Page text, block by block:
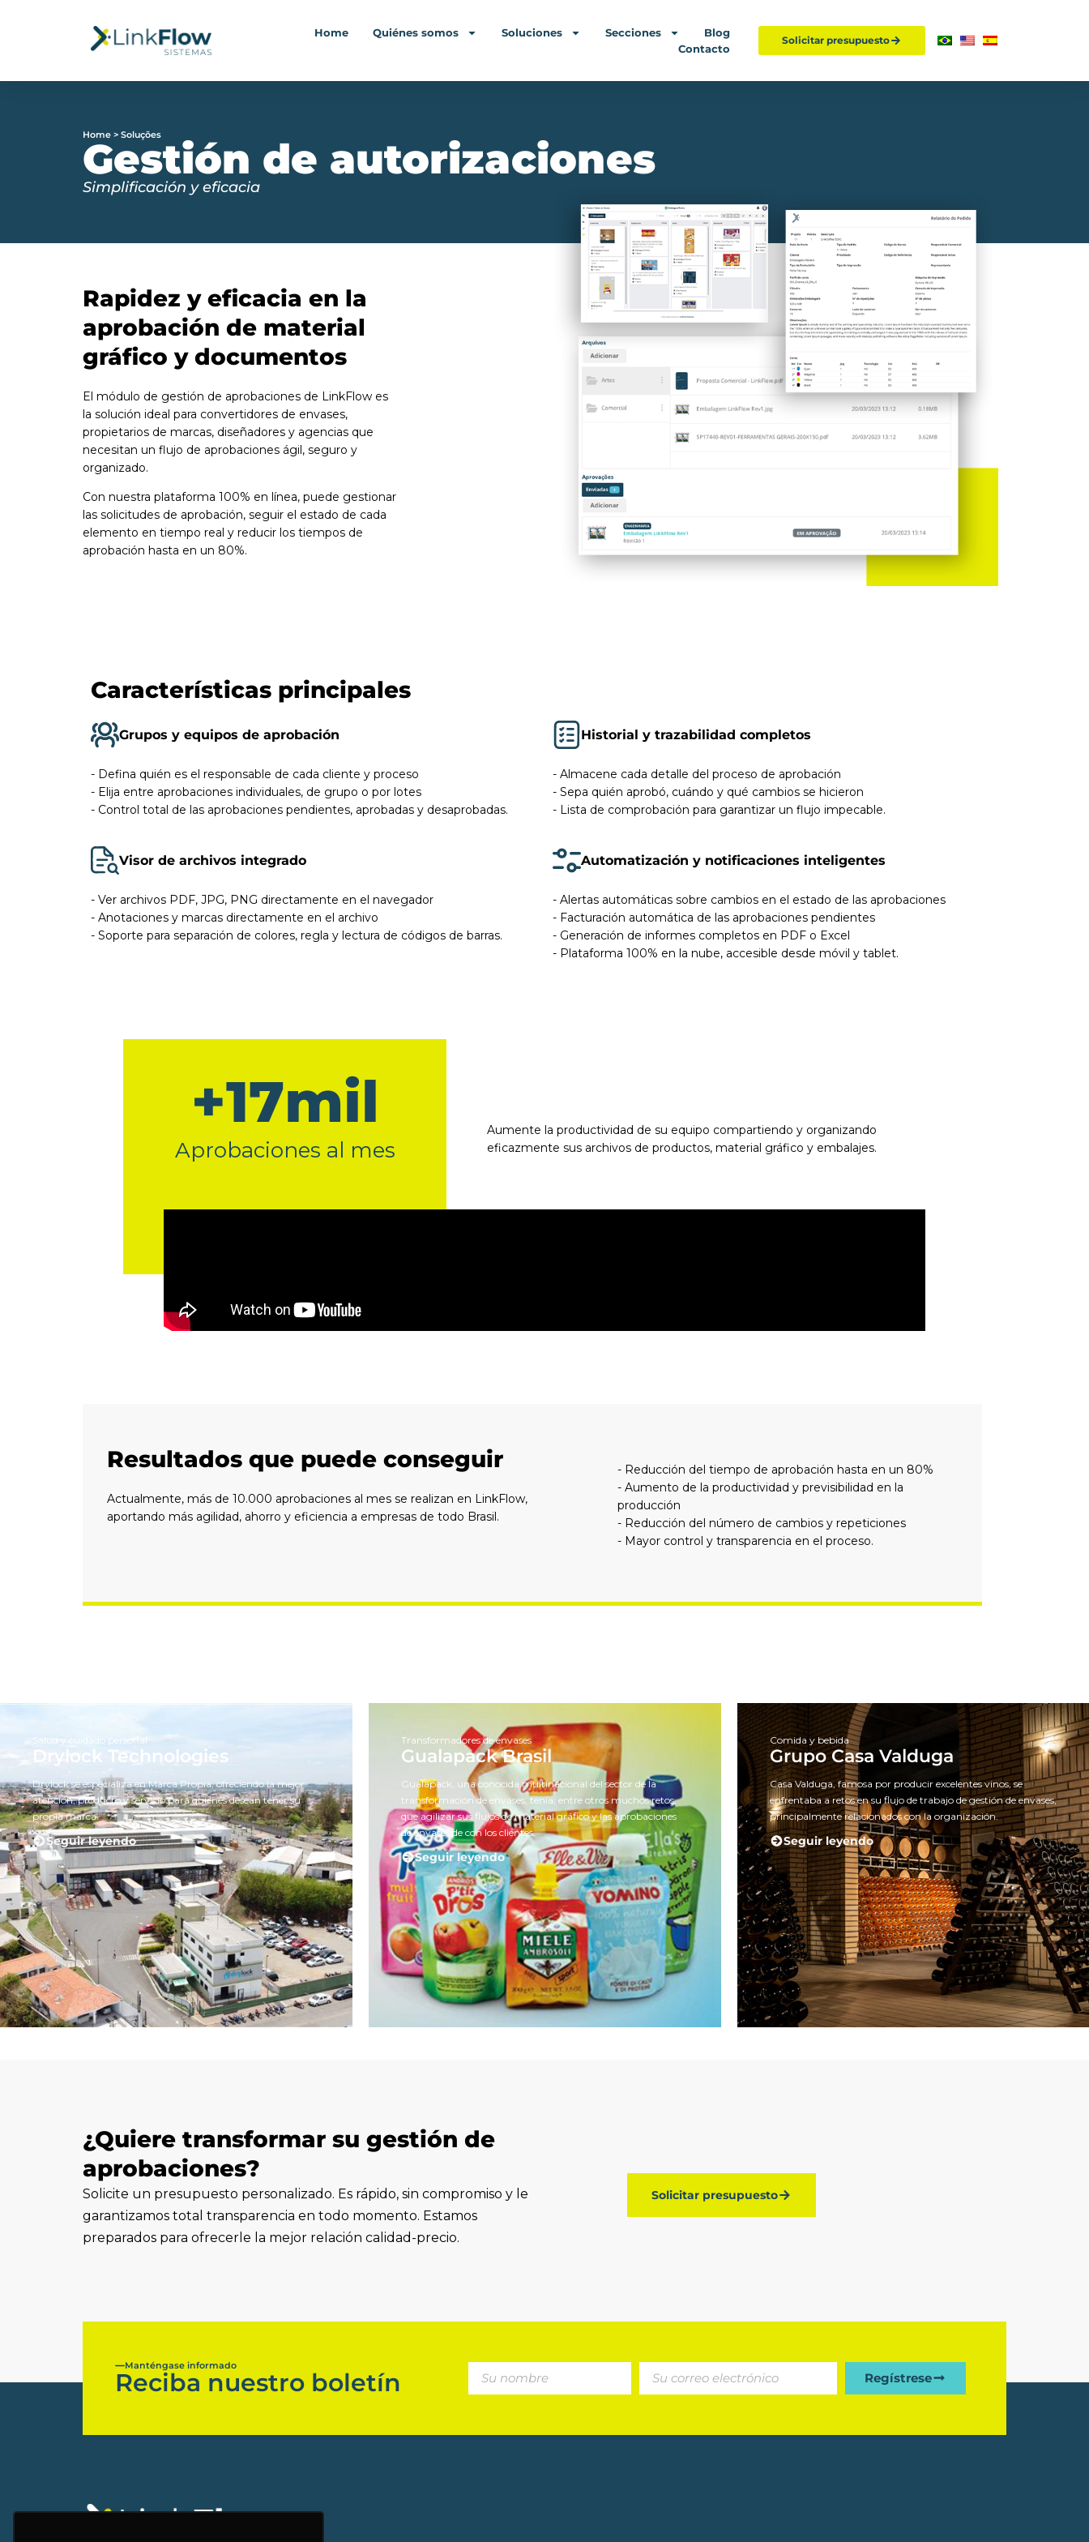
Home Quiénes somos Soluciones Secciones
Blog
Contacto
Solicitar presupuesto
Home > Soluções
Gestión de autorizaciones
Simplificación y eficacia
Rapidez y eficacia en la
aprobación de material
gráfico y documentos
El módulo de gestión de aprobaciones de LinkFlow es
la solución ideal para convertidores de envases,
propietarios de marcas, diseñadores y agencias que
necesitan un flujo de aprobaciones ágil, seguro y
organizado.
Con nuestra plataforma 100% en línea, puede gestionar
las solicitudes de aprobación, seguir el estado de cada
elemento en tiempo real y reducir los tiempos de
aprobación hasta en un 80%.
Características principales
Grupos y equipos de aprobación
- Defina quién es el responsable de cada cliente y proceso
- Elija entre aprobaciones individuales, de grupo o por lotes
- Control total de las aprobaciones pendientes, aprobadas y desaprobadas.
Historial y trazabilidad completos
- Almacene cada detalle del proceso de aprobación
- Sepa quién aprobó, cuándo y qué cambios se hicieron
- Lista de comprobación para garantizar un flujo impecable.
Visor de archivos integrado
- Ver archivos PDF, JPG, PNG directamente en el navegador
- Anotaciones y marcas directamente en el archivo
- Soporte para separación de colores, regla y lectura de códigos de barras.
Automatización y notificaciones inteligentes
- Alertas automáticas sobre cambios en el estado de las aprobaciones
- Facturación automática de las aprobaciones pendientes
- Generación de informes completos en PDF o Excel
- Plataforma 100% en la nube, accesible desde móvil y tablet.
Aprobaciones al mes
+17mil
Aumente la productividad de su equipo compartiendo y organizando
eficazmente sus archivos de productos, material gráfico y embalajes.
Resultados que puede conseguir
Actualmente, más de 10.000 aprobaciones al mes se realizan en LinkFlow,
aportando más agilidad, ahorro y eficiencia a empresas de todo Brasil.
- Reducción del tiempo de aprobación hasta en un 80%
- Aumento de la productividad y previsibilidad en la
producción
- Reducción del número de cambios y repeticiones
- Mayor control y transparencia en el proceso.
Salud y cuidado personal
Drylock Technologies
Drylock se especializa en Marca Propia, ofreciendo la mejor
atención, producto y servicio para quienes desean tener su
propia marca.
Seguir leyendo
Transformadores de envases
Gualapack Brasil
Gualapack, una conocida multinacional del sector de la
transformación de envases, tenía, entre otros muchos retos,
que agilizar sus flujos de material gráfico y las aprobaciones
de envases de con los clientes.
Seguir leyendo
Comida y bebida
Grupo Casa Valduga
Casa Valduga, famosa por producir excelentes vinos, se
enfrentaba a retos en su flujo de trabajo de gestión de envases,
principalmente relacionados con la organización.
Seguir leyendo
¿Quiere transformar su gestión de
aprobaciones?
Solicite un presupuesto personalizado. Es rápido, sin compromiso y le
garantizamos total transparencia en todo momento. Estamos
preparados para ofrecerle la mejor relación calidad-precio.
Solicitar presupuesto
Manténgase informado
Reciba nuestro boletín Regístrese